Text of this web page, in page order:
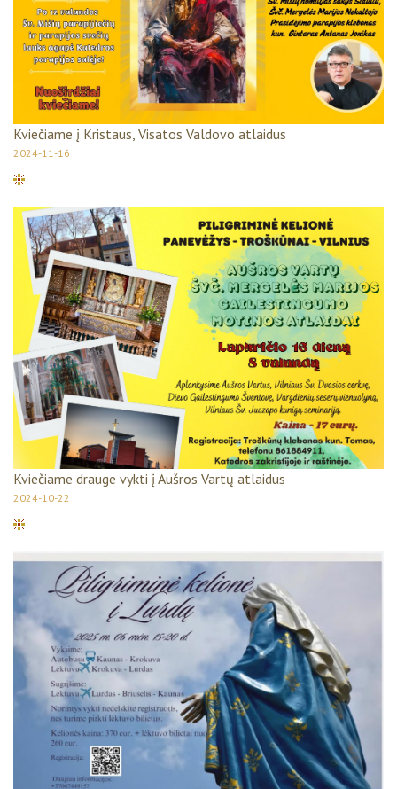
Kviečiame į Kristaus, Visatos Valdovo atlaidus
2024-11-16
Kviečiame drauge vykti į Aušros Vartų atlaidus
2024-10-22